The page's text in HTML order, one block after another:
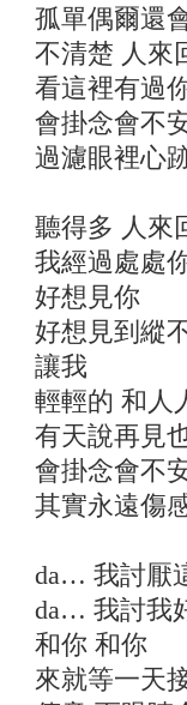
孤單偶爾還
不清楚 人來
看這裡有過
會掛念會不
過濾眼裡心
聽得多 人來
我經過處處
好想見你
好想見到縱
讓我
輕輕的 和人
有天說再見
會掛念會不
其實永遠傷
da… 我討厭
da… 我討我
和你 和你
來就等一天